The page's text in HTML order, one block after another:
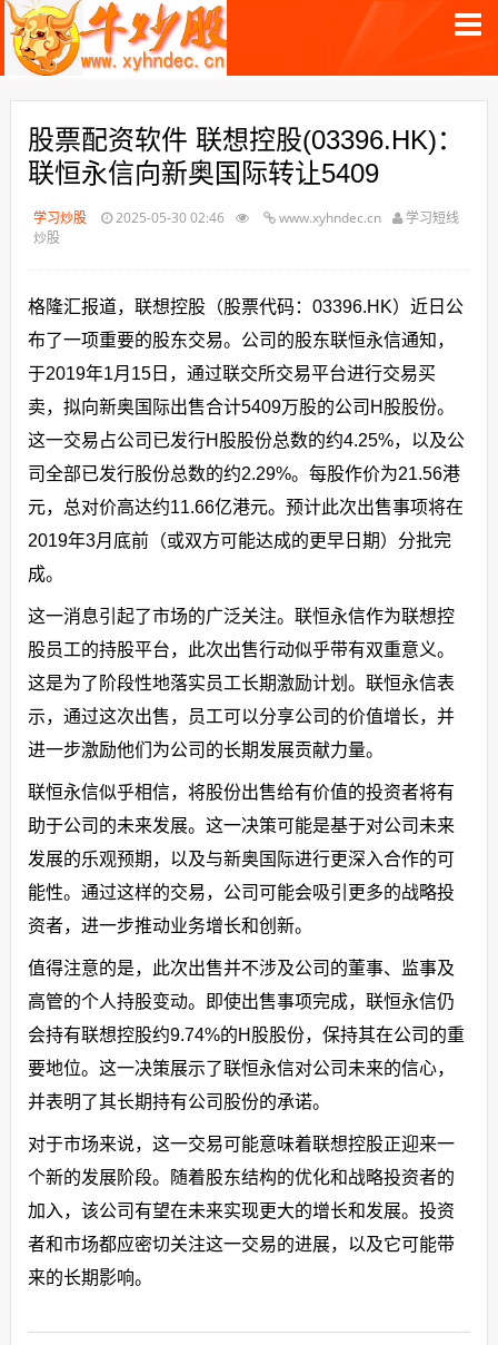
股票配资软件 联想控股(03396.HK)：
联恒永信向新奥国际转让5409
学习炒股 2025-05-30 02:46 www.xyhndec.cn
学习短线
炒股
格隆汇报道，联想控股（股票代码：03396.HK）近日公
布了一项重要的股东交易。公司的股东联恒永信通知，
于2019年1月15日，通过联交所交易平台进行交易买
卖，拟向新奥国际出售合计5409万股的公司H股股份。
这一交易占公司已发行H股股份总数的约4.25%，以及公
司全部已发行股份总数的约2.29%。每股作价为21.56港
元，总对价高达约11.66亿港元。预计此次出售事项将在
2019年3月底前（或双方可能达成的更早日期）分批完
成。
这一消息引起了市场的广泛关注。联恒永信作为联想控
股员工的持股平台，此次出售行动似乎带有双重意义。
这是为了阶段性地落实员工长期激励计划。联恒永信表
示，通过这次出售，员工可以分享公司的价值增长，并
进一步激励他们为公司的长期发展贡献力量。
联恒永信似乎相信，将股份出售给有价值的投资者将有
助于公司的未来发展。这一决策可能是基于对公司未来
发展的乐观预期，以及与新奥国际进行更深入合作的可
能性。通过这样的交易，公司可能会吸引更多的战略投
资者，进一步推动业务增长和创新。
值得注意的是，此次出售并不涉及公司的董事、监事及
高管的个人持股变动。即使出售事项完成，联恒永信仍
会持有联想控股约9.74%的H股股份，保持其在公司的重
要地位。这一决策展示了联恒永信对公司未来的信心，
并表明了其长期持有公司股份的承诺。
对于市场来说，这一交易可能意味着联想控股正迎来一
个新的发展阶段。随着股东结构的优化和战略投资者的
加入，该公司有望在未来实现更大的增长和发展。投资
者和市场都应密切关注这一交易的进展，以及它可能带
来的长期影响。